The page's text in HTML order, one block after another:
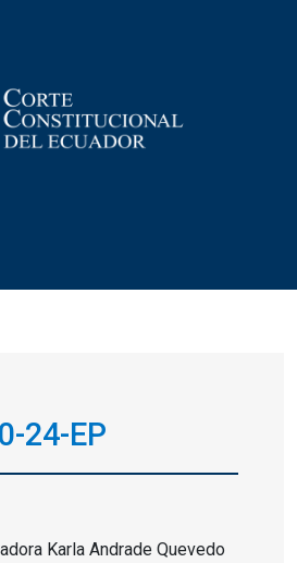
24-EP
Karla Andrade Quevedo